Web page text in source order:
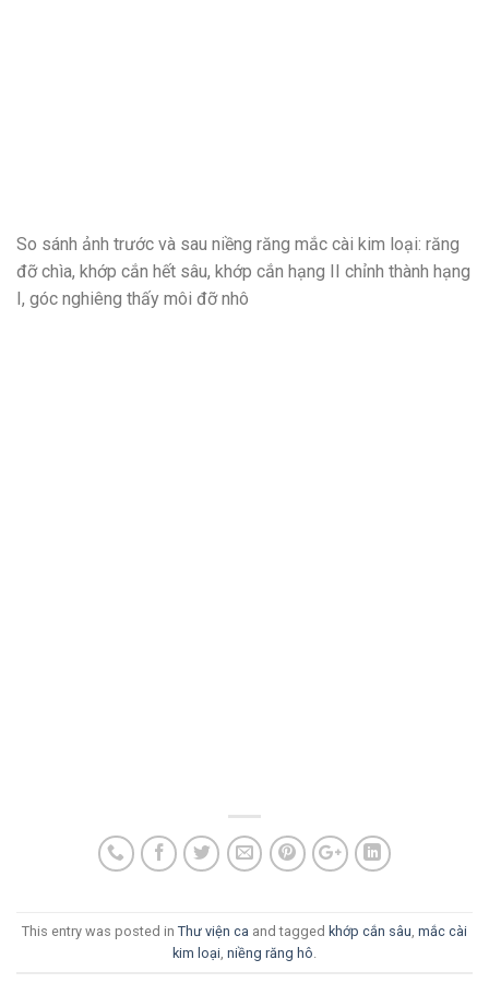
So sánh ảnh trước và sau niềng răng mắc cài kim loại: răng
đỡ chìa, khớp cắn hết sâu, khớp cắn hạng II chỉnh thành hạng
I, góc nghiêng thấy môi đỡ nhô
This entry was posted in Thư viện ca and tagged khớp cắn sâu mắc cài
kim loại niềng răng hô